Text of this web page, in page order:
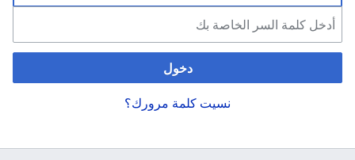
دخول
نسيت كلمة مرورك؟